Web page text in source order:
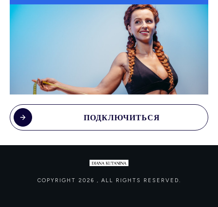
ПОДКЛЮЧИТЬСЯ
COPYRIGHT 2026 , ALL RIGHTS RESERVED.